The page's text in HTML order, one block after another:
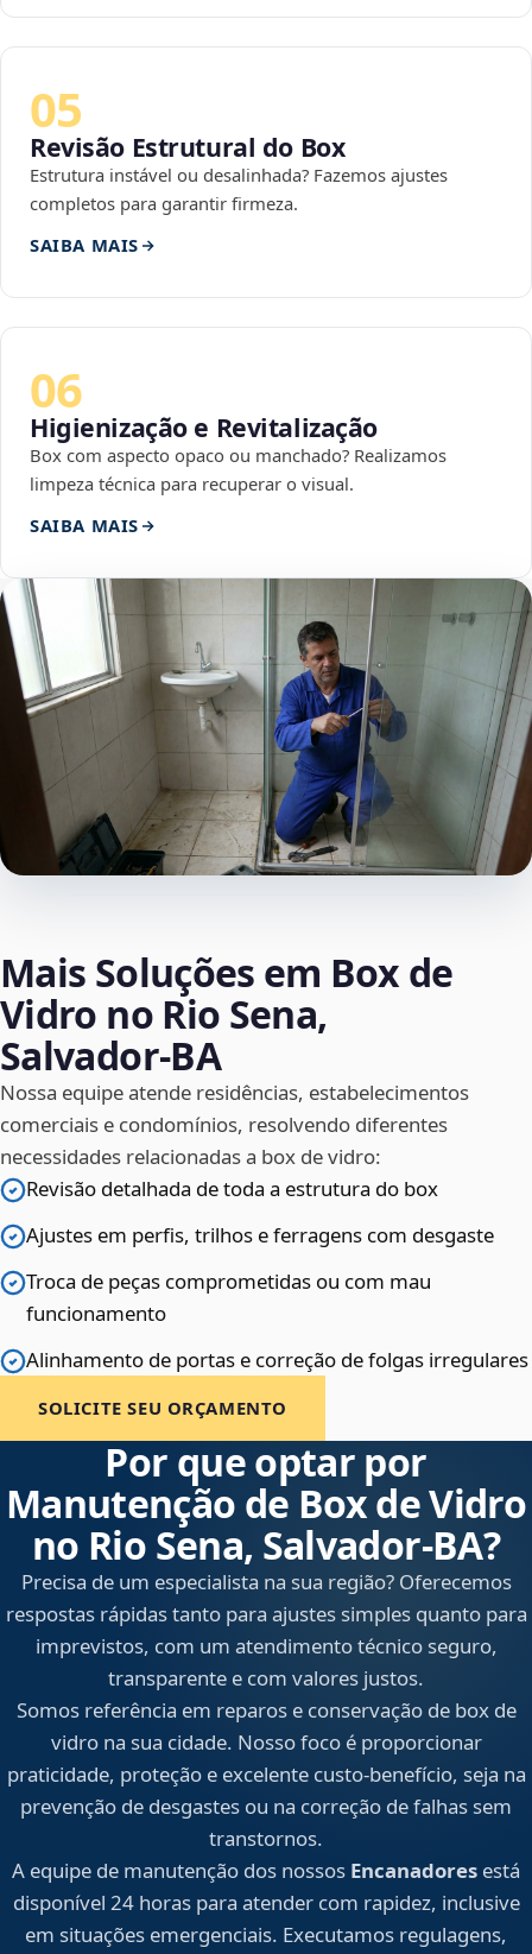
05
Revisão Estrutural do Box
Estrutura instável ou desalinhada? Fazemos ajustes
completos para garantir firmeza.
SAIBA MAIS
06
Higienização e Revitalização
Box com aspecto opaco ou manchado? Realizamos
limpeza técnica para recuperar o visual.
SAIBA MAIS
Mais Soluções em Box de
Vidro no Rio Sena,
Salvador‑BA
Nossa equipe atende residências, estabelecimentos
comerciais e condomínios, resolvendo diferentes
necessidades relacionadas a box de vidro:
Revisão detalhada de toda a estrutura do box
Ajustes em perfis, trilhos e ferragens com desgaste
Troca de peças comprometidas ou com mau
funcionamento
Alinhamento de portas e correção de folgas irregulares
SOLICITE SEU ORÇAMENTO
Por que optar por
Manutenção de Box de Vidro
no Rio Sena, Salvador‑BA?
Precisa de um especialista na sua região? Oferecemos
respostas rápidas tanto para ajustes simples quanto para
imprevistos, com um atendimento técnico seguro,
transparente e com valores justos.
Somos referência em reparos e conservação de box de
vidro na sua cidade. Nosso foco é proporcionar
praticidade, proteção e excelente custo-benefício, seja na
prevenção de desgastes ou na correção de falhas sem
transtornos.
A equipe de manutenção dos nossos Encanadores está
disponível 24 horas para atender com rapidez, inclusive
em situações emergenciais. Executamos regulagens,